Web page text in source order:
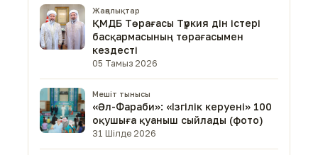
Жаңалықтар
ҚМДБ Төрағасы Түркия дін істері
басқармасының төрағасымен
кездесті
05 Тамыз 2026
Мешіт тынысы
«Әл-Фараби»: «Ізгілік керуені» 100
оқушыға қуаныш сыйлады (фото)
31 Шілде 2026